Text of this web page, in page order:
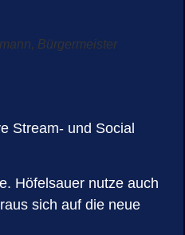
Bürgermeister
Stream- und Social
Höfelsauer nutze auch
sich auf die neue